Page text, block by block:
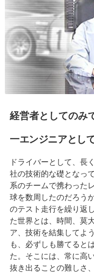
経営者としてのみ
一エンジニアとし
ドライバーとして、長
社の技術的な礎となっ
系のチームで携わった
球を数周したのだろう
のテスト走行を繰り返
た世界とは、時間、莫
ア、技術を結集してよ
も、必ずしも勝てると
た。そこには、常に高
抜き出ることの難しさ